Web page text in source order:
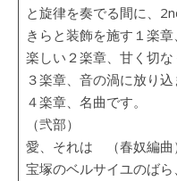
と旋律を奏でる間に、
きらと装飾を施す１楽
楽しい２楽章、甘く切
３楽章、音の渦に放り
４楽章、名曲です。
（弐部）
愛、それは （春奴編曲
宝塚のベルサイユのば